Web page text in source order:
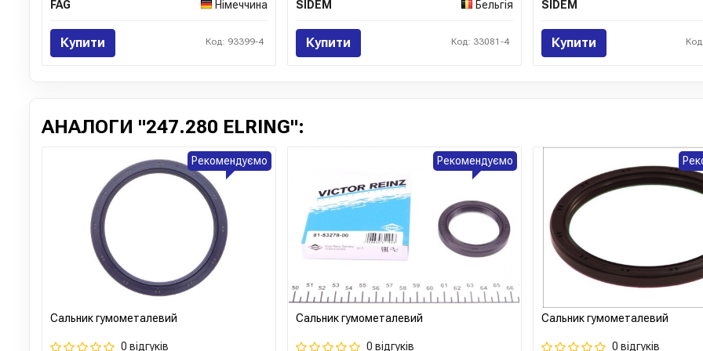
FAG
Німеччина
Купити Код: 93399-4
SIDEM
Бельгія
Купити Код: 33081-4
SIDEM
Купити
АНАЛОГИ "247.280 ELRING":
Сальник гумометалевий
0 відгуків
Рекомендуємо
Сальник гумометалевий
0 відгуків
Рекомендуємо
Сальник гумометалевий
0 відгуків